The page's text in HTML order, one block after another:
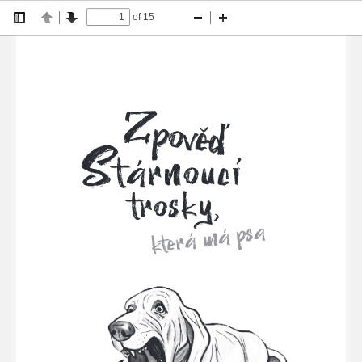
Přepni
boční
Předchozí
Další
of 15
Zmenšit